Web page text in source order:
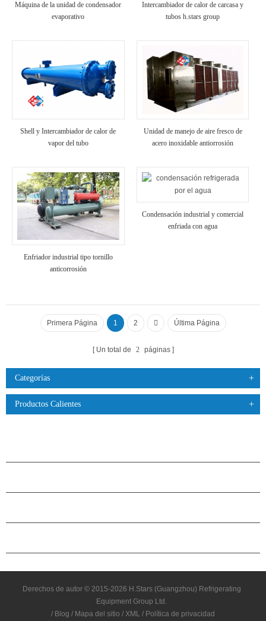
Máquina de la unidad de condensador
evaporativo
Intercambiador de calor de carcasa y
tubos h.stars group
Shell y Intercambiador de calor de
vapor del tubo
Unidad de manejo de aire fresco de
acero inoxidable antiorrosión
Enfriador industrial tipo tornillo
anticorrosión
Condensación industrial y comercial
enfriada con agua
Primera Página 1 2 Última Página
Un total de 2 páginas
Categorías
Productos Calientes
Derechos de autor © 2015-2026 H.Stars (Guangzhou) Refrigerating
Equipment Group Ltd.
/ Blog / Mapa del sitio / XML / Política de privacidad